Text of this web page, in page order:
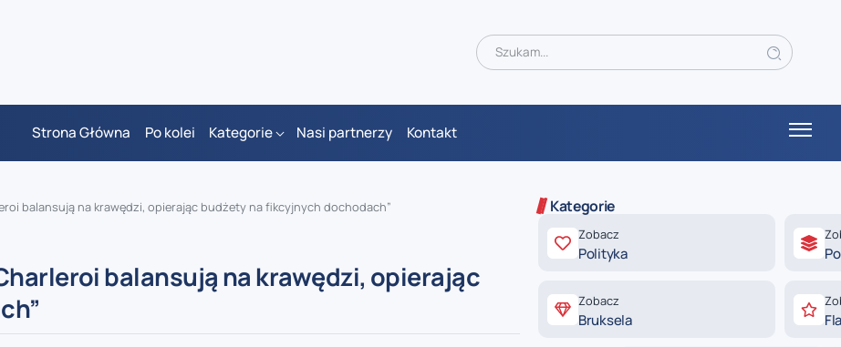
Strona Główna Po kolei Kategorie Nasi partnerzy Kontakt
balansują na krawędzi, opierając budżety na fikcyjnych dochodach”
balansują na krawędzi, opierając
Kategorie
Zobacz
Polityka
Zobacz
Bruksela